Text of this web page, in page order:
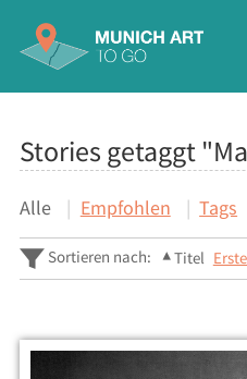
Stories getaggt
Alle Empfohlen Tags
Sortieren nach: Titel